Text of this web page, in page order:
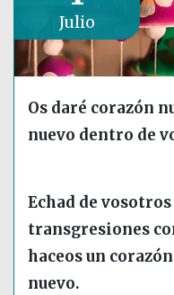
Julio
Os daré corazón
nuevo dentro de
Echad de
transgresiones
haceos un
nuevo.